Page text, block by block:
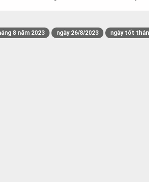
8 năm 2023 ngày 26/8/2023 ngày tốt